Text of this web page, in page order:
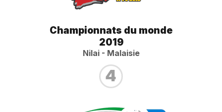
Championnats du monde
2019
Nilai - Malaisie
4